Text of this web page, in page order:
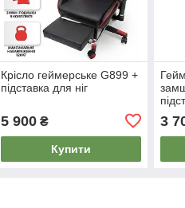
Крісло геймерське G899 +
підставка для ніг
5 900₴
Купити
3